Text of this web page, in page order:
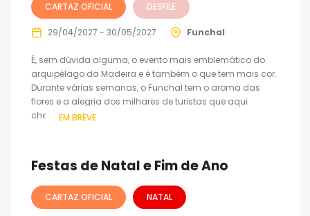
CARTAZ OFICIAL DESFILE
29/04/2027 - 30/05/2027 Funchal
É, sem dúvida alguma, o evento mais emblemático do
arquipélago da Madeira e é também o que tem mais cor.
Durante várias semanas, o Funchal tem o aroma das
flores e a alegria dos milhares de turistas que aqui
chegam....EM BREVE
Festas de Natal e Fim de Ano
CARTAZ OFICIAL NATAL